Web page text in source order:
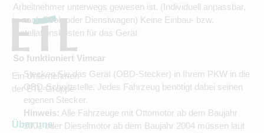
Arbeitnehmer unterwegs gewesen ist. (Individuell anpassbar,
je nach Pool- oder Dienstwagen) Keine Einbau- bzw.
Installationskosten für das Gerät
So funktioniert Vimcar
Stecken Sie das Gerät (OBD-Stecker) in Ihrem PKW in die
OBD-Schnittstelle. Jedes Fahrzeug benötigt dabei seinen
eigenen Stecker.
Hinweis: Alle Fahrzeuge mit Ottomotor ab dem Baujahr
2001 oder Dieselmotor ab dem Baujahr 2004 müssen laut
Ein Unternehmen
der ETL-Gruppe
Über uns